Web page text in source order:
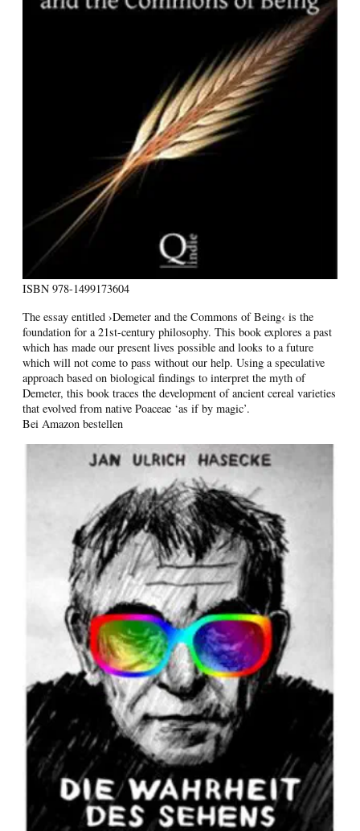
ISBN 978-1499173604
The essay entitled ›Demeter and the Commons of Being‹ is the
foundation for a 21st-century philosophy. This book explores a past
which has made our present lives possible and looks to a future
which will not come to pass without our help. Using a speculative
approach based on biological findings to interpret the myth of
Demeter, this book traces the development of ancient cereal varieties
that evolved from native Poaceae ‘as if by magic’.
Bei Amazon bestellen